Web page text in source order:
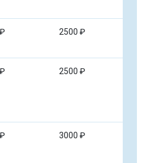
2500 ₽
2500 ₽
3000 ₽